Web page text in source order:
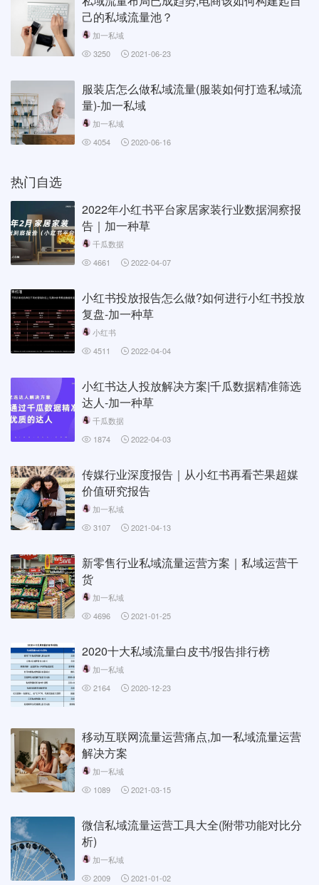
己的私域流量池？
加一私域
3250
2021-06-23
服装店怎么做私域流量(服装如何打造私域流
量)-加一私域
加一私域
4054
2020-06-16
热门自选
2022年小红书平台家居家装行业数据洞察报
告｜加一种草
千瓜数据
4661
2022-04-07
小红书投放报告怎么做?如何进行小红书投放
复盘-加一种草
小红书
4511
2022-04-04
小红书达人投放解决方案|千瓜数据精准筛选
达人-加一种草
千瓜数据
1874
2022-04-03
传媒行业深度报告｜从小红书再看芒果超媒
价值研究报告
加一私域
3107
2021-04-13
新零售行业私域流量运营方案｜私域运营干
货
加一私域
4696
2021-01-25
2020十大私域流量白皮书/报告排行榜
加一私域
2164
2020-12-23
移动互联网流量运营痛点,加一私域流量运营
解决方案
加一私域
1089
2021-03-15
微信私域流量运营工具大全(附带功能对比分
析)
加一私域
2009
2021-01-02